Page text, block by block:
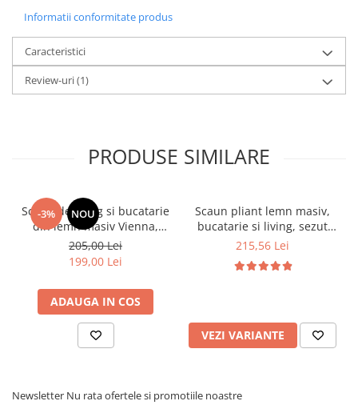
Informatii conformitate produs
Caracteristici
Review-uri(1)
PRODUSE SIMILARE
-3% NOU
Scaun de living si bucatarie
din lemn masiv Vienna,
tapiterie stofa,100 kg,
94x49x40 cm, nuc/bej
205,00 Lei
199,00 Lei
ADAUGA IN COS
Scaun pliant lemn masiv,
bucatarie si living, sezut
tapitat cu piele ecologica,
215,56 Lei
VEZI VARIANTE
Newsletter Nu rata ofertele si promotiile noastre